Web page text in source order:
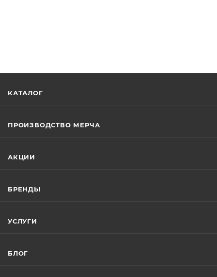
КАТАЛОГ
ПРОИЗВОДСТВО МЕРЧА
АКЦИИ
БРЕНДЫ
УСЛУГИ
БЛОГ